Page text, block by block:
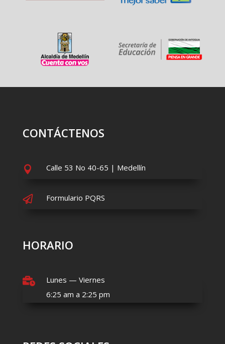
CONTÁCTENOS
 Calle 53 No 40-65 | Medellín
 Formulario PQRS
HORARIO

Lunes — Viernes
6:25 am a 2:25 pm